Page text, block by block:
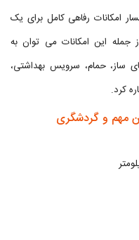
امکانات رفاهی کامل برای یک
این امکانات می توان به
ساز، حمام، سرویس بهداشتی،
کرد.
مهم و گردشگری